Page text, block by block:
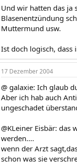
Und wir hatten das ja
Blasenentzündung
Muttermund usw.
Ist doch logisch,
17 Dezember 2004
@ galaxie: Ich glaub
Aber ich hab auch
ungeschadet
@KLeiner Eisbär:
werden....
wenn der Arzt
schon was sie